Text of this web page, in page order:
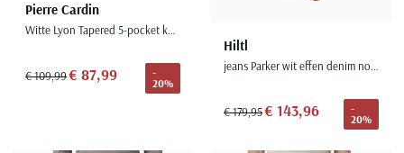
Pierre Cardin
Witte Lyon Tapered 5-pocket katoen
€ 109,99€ 87,99
-
20%
Hiltl
jeans Parker wit effen denim normale fit
€ 179,95€ 143,96
-
20%